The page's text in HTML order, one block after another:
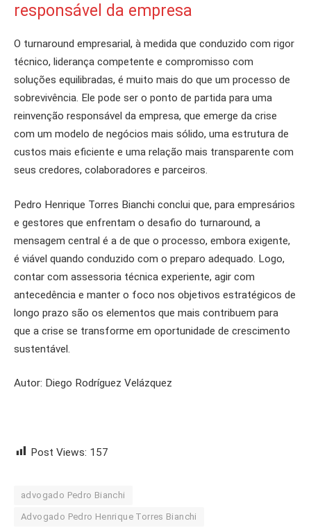
responsável da empresa
O turnaround empresarial, à medida que conduzido com rigor
técnico, liderança competente e compromisso com
soluções equilibradas, é muito mais do que um processo de
sobrevivência. Ele pode ser o ponto de partida para uma
reinvenção responsável da empresa, que emerge da crise
com um modelo de negócios mais sólido, uma estrutura de
custos mais eficiente e uma relação mais transparente com
seus credores, colaboradores e parceiros.
Pedro Henrique Torres Bianchi conclui que, para empresários
e gestores que enfrentam o desafio do turnaround, a
mensagem central é a de que o processo, embora exigente,
é viável quando conduzido com o preparo adequado. Logo,
contar com assessoria técnica experiente, agir com
antecedência e manter o foco nos objetivos estratégicos de
longo prazo são os elementos que mais contribuem para
que a crise se transforme em oportunidade de crescimento
sustentável.
Autor: Diego Rodríguez Velázquez
Post Views: 157
advogado Pedro Bianchi
Advogado Pedro Henrique Torres Bianchi